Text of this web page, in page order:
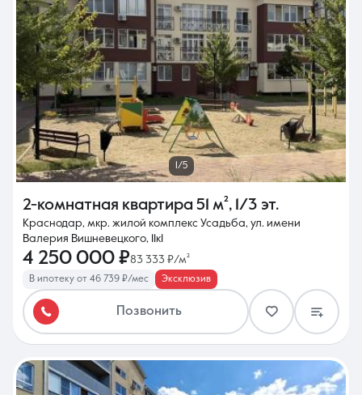
1/5
2-комнатная квартира 51 м², 1/3 эт.
Краснодар, мкр. жилой комплекс Усадьба, ул. имени
Валерия Вишневецкого, 11к1
4 250 000 ₽83 333 ₽/м²
В ипотеку от 46 739 ₽/мес Эксклюзив
Позвонить